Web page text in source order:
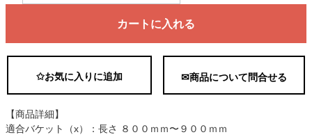
カートに入れる
✩お気に入りに追加 ✉商品について問合せる
【商品詳細】
適合バケット（x）：長さ ８００ｍｍ〜９００ｍｍ